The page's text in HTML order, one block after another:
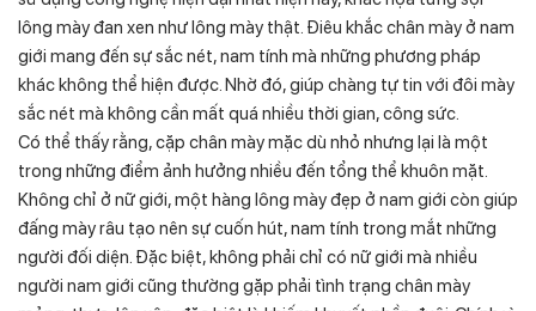
lông mày đan xen như lông mày thật. Điêu khắc chân mày ở nam
giới mang đến sự sắc nét, nam tính mà những phương pháp
khác không thể hiện được. Nhờ đó, giúp chàng tự tin với đôi mày
sắc nét mà không cần mất quá nhiều thời gian, công sức.
Có thể thấy rằng, cặp chân mày mặc dù nhỏ nhưng lại là một
trong những điểm ảnh hưởng nhiều đến tổng thể khuôn mặt.
Không chỉ ở nữ giới, một hàng lông mày đẹp ở nam giới còn giúp
đấng mày râu tạo nên sự cuốn hút, nam tính trong mắt những
người đối diện. Đặc biệt, không phải chỉ có nữ giới mà nhiều
người nam giới cũng thường gặp phải tình trạng chân mày